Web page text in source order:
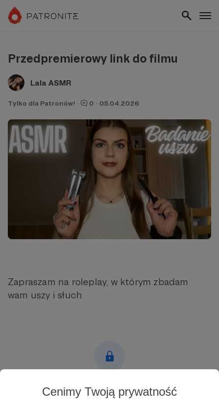
Cenimy Twoją prywatność
Przedpremierowy link do filmu
Lala ASMR
Tylko dla Patronów! · 0 · 05.04.2026
Zapraszam na roleplay, w którym zbadam
wam uszy i słuch
Post dostępny tylko dla Patronów